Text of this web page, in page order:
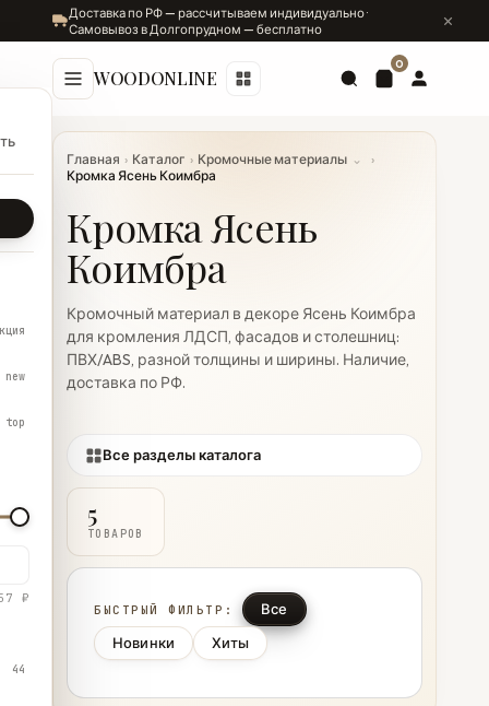
Доставка по РФ — рассчитываем индивидуально ·
Самовывоз в Долгопрудном — бесплатно
WOODONLINE
0
Главная › Каталог › Кромочные материалы ⌄
›
Кромка Ясень Коимбра
Кромка Ясень
Коимбра
Кромочный материал в декоре Ясень Коимбра
для кромления ЛДСП, фасадов и столешниц:
ПВХ/ABS, разной толщины и ширины. Наличие,
доставка по РФ.
Все разделы каталога
5
ТОВАРОВ
БЫСТРЫЙ ФИЛЬТР:
Все
Новинки
Хиты
new
top
₽
44